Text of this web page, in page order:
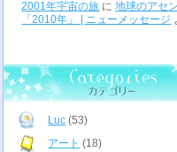
2001年宇宙の旅 に地球のアセ
「2010年」 | ニューメッセージ
Luc (53)
アート (18)